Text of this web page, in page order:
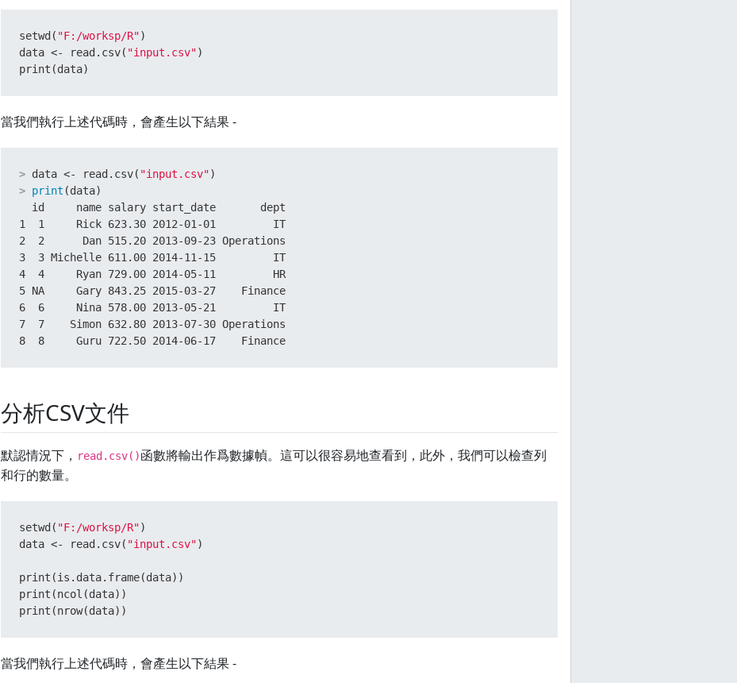
setwd ( "F:/worksp/R")
data <- read.csv( "input.csv")
print (data)
當我們執行上述代碼時，會產生以下結果 -
> data <- read.csv( "input.csv")
> print (data)
  id     name salary start_date       dept
1  1     Rick 623.30 2012-01-01         IT
2  2      Dan 515.20 2013-09-23 Operations
3  3 Michelle 611.00 2014-11-15         IT
4  4     Ryan 729.00 2014-05-11         HR
5 NA     Gary 843.25 2015-03-27    Finance
6  6     Nina 578.00 2013-05-21         IT
7  7    Simon 632.80 2013-07-30 Operations
8  8     Guru 722.50 2014-06-17    Finance
分析CSV文件
默認情況下， read.csv()函數將輸出作爲數據幀。這可以很容易地查看到，此外，我們可以檢查列
和行的數量。
setwd ( "F:/worksp/R")
data <- read.csv( "input.csv")
print (is.data.frame(data) )
print (ncol (data) )
print (nrow(data) )
當我們執行上述代碼時，會產生以下結果 -